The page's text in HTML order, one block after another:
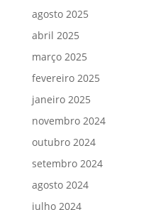
agosto 2025
abril 2025
março 2025
fevereiro 2025
janeiro 2025
novembro 2024
outubro 2024
setembro 2024
agosto 2024
julho 2024